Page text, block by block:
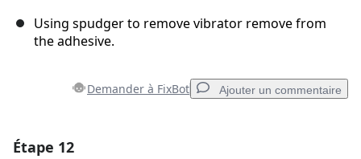
Using spudger to remove vibrator remove from
the adhesive.
Demander à FixBot Ajouter un commentaire
Étape 12